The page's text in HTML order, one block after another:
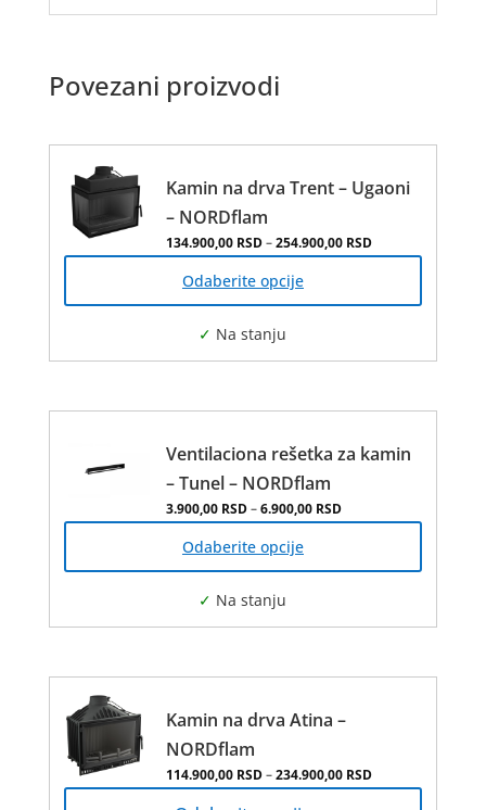
Povezani proizvodi
Kamin na drva Trent – Ugaoni
– NORDflam
134.900,00 RSD–254.900,00 RSDРаспон цена: од
Odaberite opcije
Опције
бити
производа.
Ventilaciona rešetka za kamin
– Tunel – NORDflam
3.900,00 RSD–6.900,00 RSDРаспон цена: од
Odaberite opcije
Опције
бити
производа.
Kamin na drva Atina –
NORDflam
114.900,00 RSD–234.900,00 RSDРаспон цена: од